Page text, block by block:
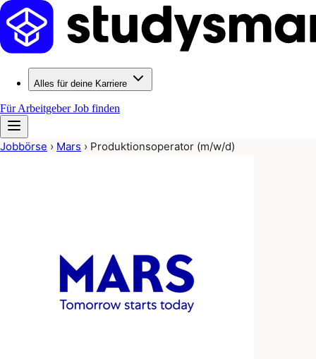
Alles für deine Karriere
Für ArbeitgeberJob finden
Jobbörse › Mars › Produktionsoperator (m/w/d)